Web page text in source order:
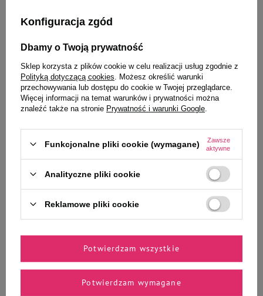
Wybrane specjalnie dla
Ciebie i Twojego czworonoga
3,8 l
20,99 zł 5,52 zł / l
- +
jagnięciną 7 kg
Najniższa cena z 30 dni przed
-10%
80,32 zł 11,47 zł / kg
Konfiguracja zgód
Dbamy o Twoją prywatność
Sklep korzysta z plików cookie w celu realizacji usług zgodnie z
Polityką dotyczącą cookies . Możesz określić warunki
przechowywania lub dostępu do cookie w Twojej przeglądarce.
Więcej informacji na temat warunków i prywatności można
znaleźć także na stronie Prywatność i warunki Google
Funkcjonalne pliki cookie (wymagane)
Zawsze
aktywne
Analityczne pliki cookie
Reklamowe pliki cookie
Potwierdzam wymagane
Potwierdzam wszystkie